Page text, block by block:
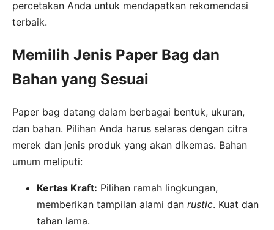
percetakan Anda untuk mendapatkan rekomendasi
terbaik.
Memilih Jenis Paper Bag dan
Bahan yang Sesuai
Paper bag datang dalam berbagai bentuk, ukuran,
dan bahan. Pilihan Anda harus selaras dengan citra
merek dan jenis produk yang akan dikemas. Bahan
umum meliputi:
Kertas Kraft: Pilihan ramah lingkungan,
memberikan tampilan alami dan rustic. Kuat dan
tahan lama.